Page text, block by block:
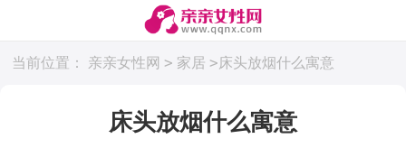
当前位置： 亲亲女性网 > 家居 >床头放烟什么寓意
床头放烟什么寓意